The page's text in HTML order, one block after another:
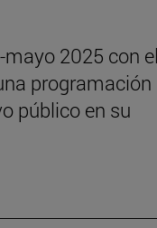
2025 con el
programación
público en su